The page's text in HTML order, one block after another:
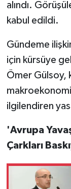
alındı.
kabul edildi.
Gündeme
için kürsüye
Ömer Gülsoy,
ilgilendiren
'Avrupa
Çarkları